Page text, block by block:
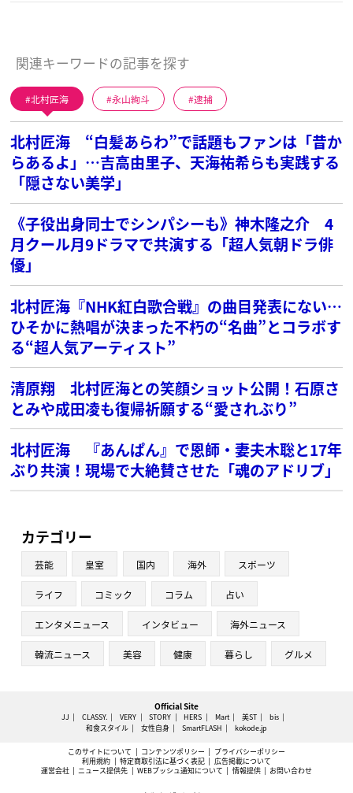
関連キーワードの記事を探す
北村匠海 永山絢斗 逮捕
北村匠海 “白髪あらわ”で話題もファンは「昔か
らあるよ」…吉高由里子、天海祐希らも実践する
「隠さない美学」
《子役出身同士でシンパシーも》神木隆之介 4
月クール月9ドラマで共演する「超人気朝ドラ俳
優」
北村匠海『NHK紅白歌合戦』の曲目発表にない…
ひそかに熱唱が決まった不朽の“名曲”とコラボす
る“超人気アーティスト”
清原翔 北村匠海との笑顔ショット公開！石原さ
とみや成田凌も復帰祈願する“愛されぶり”
北村匠海 『あんぱん』で恩師・妻夫木聡と17年
ぶり共演！現場で大絶賛させた「魂のアドリブ」
カテゴリー
芸能 皇室 国内 海外 スポーツ
ライフ コミック コラム 占い
エンタメニュース インタビュー 海外ニュース
韓流ニュース 美容 健康 暮らし グルメ
Official Site
JJ CLASSY. VERY STORY HERS Mart 美ST
bis
和食スタイル
女性自身 SmartFLASH kokode.jp
このサイトについて コンテンツポリシー
プライバシーポリシー
利用規約
特定商取引法に基づく表記
広告掲載について
運営会社
ニュース提供先 WEBプッシュ通知について 情報提供 お問い合わせ